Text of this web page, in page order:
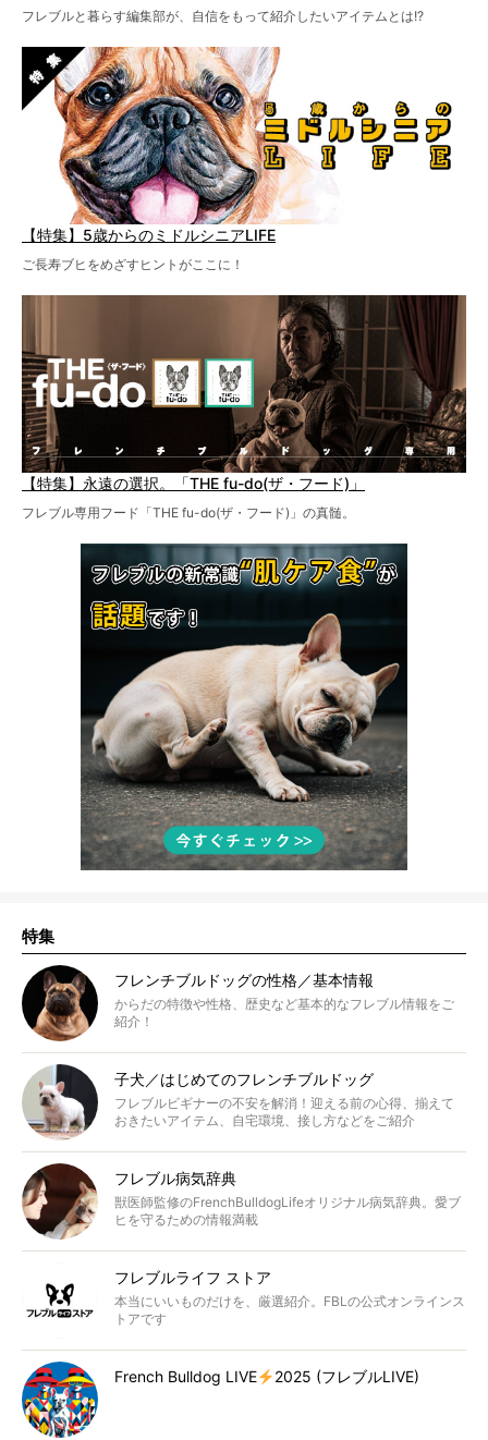
フレブルと暮らす編集部が、自信をもって紹介したいアイテムとは!?
【特集】5歳からのミドルシニアLIFE
ご長寿ブヒをめざすヒントがここに！
【特集】永遠の選択。「THE fu-do(ザ・フード)」
フレブル専用フード「THE fu-do(ザ・フード)」の真髄。
特集
フレンチブルドッグの性格／基本情報
からだの特徴や性格、歴史など基本的なフレブル情報をご
紹介！
子犬／はじめてのフレンチブルドッグ
フレブルビギナーの不安を解消！迎える前の心得、揃えて
おきたいアイテム、自宅環境、接し方などをご紹介
フレブル病気辞典
獣医師監修のFrenchBulldogLifeオリジナル病気辞典。愛ブ
ヒを守るための情報満載
フレブルライフ ストア
本当にいいものだけを、厳選紹介。FBLの公式オンラインス
トアです
French Bulldog LIVE 2025 (フレブルLIVE)